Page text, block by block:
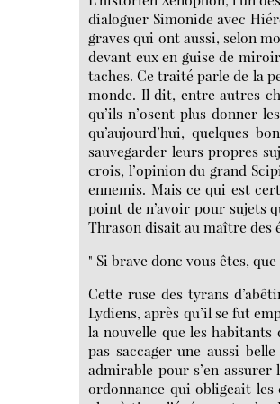
dialoguer Simonide avec
graves qui ont aussi, selon
devant eux en guise de
taches. Ce traité parle de la
monde. Il dit, entre autres
qu’ils n’osent plus donner
qu’aujourd’hui, quelques
sauvegarder leurs propres
crois, l’opinion du grand
ennemis. Mais ce qui est
point de n’avoir pour sujets
Thrason disait au maître des
" Si brave donc vous êtes,
Cette ruse des tyrans
Lydiens, après qu’il se fut
la nouvelle que les habitants
pas saccager une aussi
admirable pour s’en
ordonnance qui obligeait les